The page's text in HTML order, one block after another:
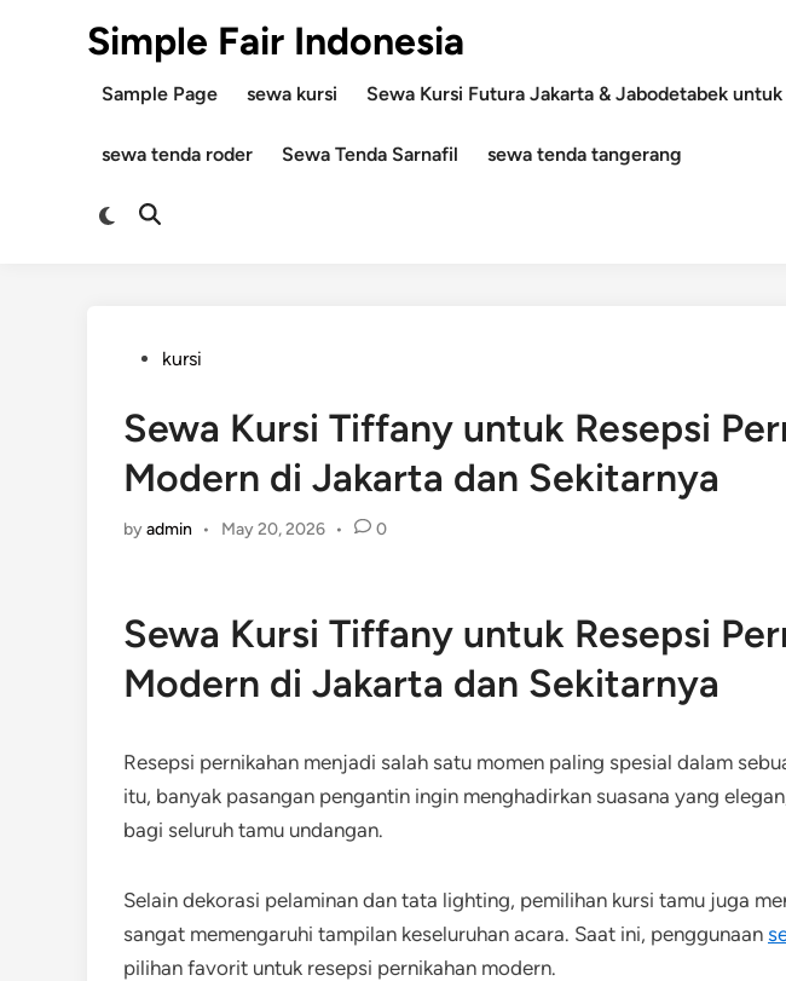
Simple Fair Indonesia
Sample Page sewa kursi Sewa Kursi Futura Jakarta & Jabodetabek
sewa tenda roder Sewa Tenda Sarnafil sewa tenda tangerang
Switch
Open
Postedkursi
Sewa Kursi Tiffany untuk Resepsi
Modern di Jakarta dan Sekitarnya
byadmin • May 20, 2026 • 0
Sewa Kursi Tiffany untuk Resepsi
Modern di Jakarta dan Sekitarnya
Resepsi pernikahan menjadi salah satu momen paling spesial dalam
itu, banyak pasangan pengantin ingin menghadirkan suasana yang
bagi seluruh tamu undangan.
Selain dekorasi pelaminan dan tata lighting, pemilihan kursi tamu juga
sangat memengaruhi tampilan keseluruhan acara. Saat ini, penggunaan
pilihan favorit untuk resepsi pernikahan modern.